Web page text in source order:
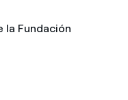
la Fundación